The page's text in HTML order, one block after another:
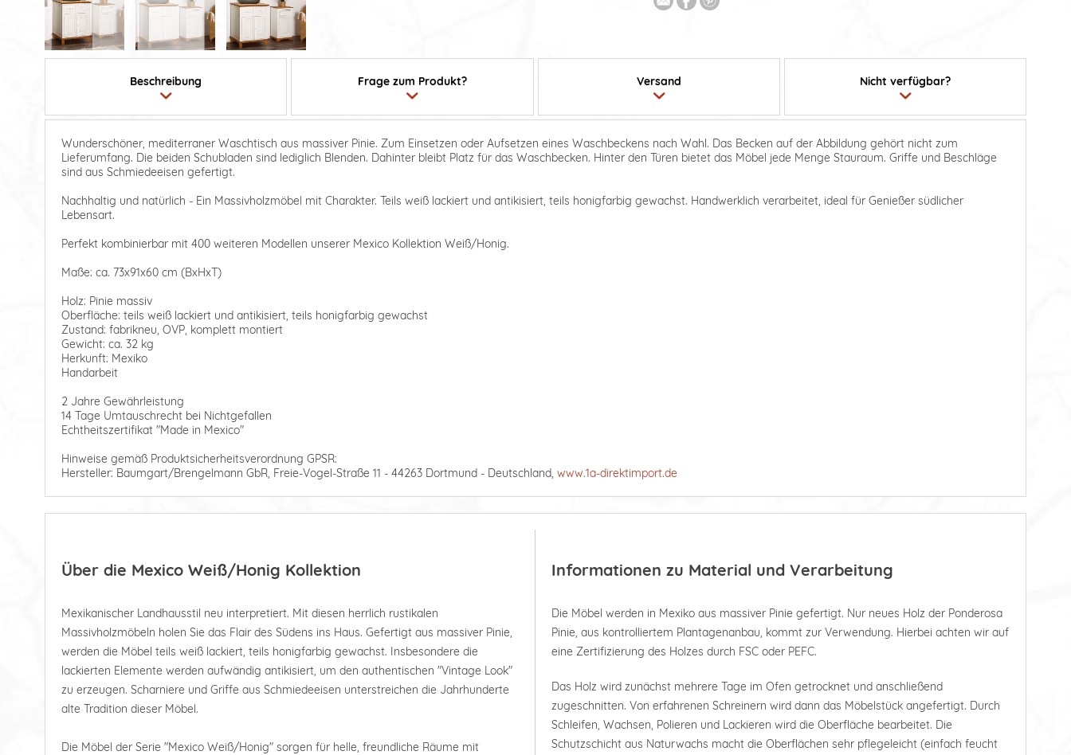
Beschreibung Frage zum Produkt? Versand Nicht verfügbar?
Wunderschöner, mediterraner Waschtisch aus massiver Pinie. Zum Einsetzen oder Aufsetzen eines Waschbeckens nach Wahl. Das Becken auf der Abbildung gehört nicht zum
Lieferumfang. Die beiden Schubladen sind lediglich Blenden. Dahinter bleibt Platz für das Waschbecken. Hinter den Türen bietet das Möbel jede Menge Stauraum. Griffe und Beschläge
sind aus Schmiedeeisen gefertigt.
Nachhaltig und natürlich - Ein Massivholzmöbel mit Charakter. Teils weiß lackiert und antikisiert, teils honigfarbig gewachst. Handwerklich verarbeitet, ideal für Genießer südlicher
Lebensart.
Perfekt kombinierbar mit 400 weiteren Modellen unserer Mexico Kollektion Weiß/Honig.
Maße: ca. 73x91x60 cm (BxHxT)
Holz: Pinie massiv
Oberfläche: teils weiß lackiert und antikisiert, teils honigfarbig gewachst
Zustand: fabrikneu, OVP, komplett montiert
Gewicht: ca. 32 kg
Herkunft: Mexiko
Handarbeit
2 Jahre Gewährleistung
14 Tage Umtauschrecht bei Nichtgefallen
Echtheitszertifikat "Made in Mexico"
Hinweise gemäß Produktsicherheitsverordnung GPSR:
Hersteller: Baumgart/Brengelmann GbR, Freie-Vogel-Straße 11 - 44263 Dortmund - Deutschland, www.1a-direktimport.de
Über die Mexico Weiß/Honig Kollektion
Mexikanischer Landhausstil neu interpretiert. Mit diesen herrlich rustikalen
Massivholzmöbeln holen Sie das Flair des Südens ins Haus. Gefertigt aus massiver Pinie,
werden die Möbel teils weiß lackiert, teils honigfarbig gewachst. Insbesondere die
lackierten Elemente werden aufwändig antikisiert, um den authentischen "Vintage Look"
zu erzeugen. Scharniere und Griffe aus Schmiedeeisen unterstreichen die Jahrhunderte
alte Tradition dieser Möbel.
Die Möbel der Serie "Mexico Weiß/Honig" sorgen für helle, freundliche Räume mit
Informationen zu Material und Verarbeitung
Die Möbel werden in Mexiko aus massiver Pinie gefertigt. Nur neues Holz der Ponderosa
Pinie, aus kontrolliertem Plantagenanbau, kommt zur Verwendung. Hierbei achten wir auf
eine Zertifizierung des Holzes durch FSC oder PEFC.
Das Holz wird zunächst mehrere Tage im Ofen getrocknet und anschließend
zugeschnitten. Von erfahrenen Schreinern wird dann das Möbelstück angefertigt. Durch
Schleifen, Wachsen, Polieren und Lackieren wird die Oberfläche bearbeitet. Die
Schutzschicht aus Naturwachs macht die Oberflächen sehr pflegeleicht (einfach feucht